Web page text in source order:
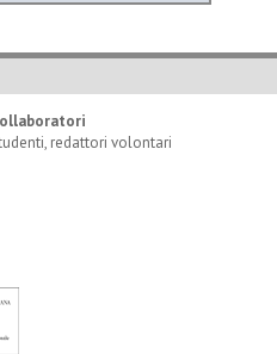
redattori volontari